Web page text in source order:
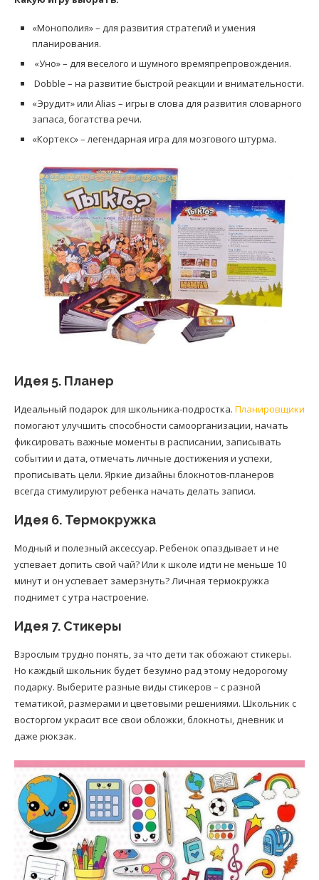
«Монополия» – для развития стратегий и умения
планирования.
«Уно» – для веселого и шумного времяпрепровождения.
Dobble – на развитие быстрой реакции и внимательности.
«Эрудит» или Alias – игры в слова для развития словарного
запаса, богатства речи.
«Кортекс» – легендарная игра для мозгового штурма.
Идея 5. Планер
Идеальный подарок для школьника-подростка. Планировщики
помогают улучшить способности самоорганизации, начать
фиксировать важные моменты в расписании, записывать
событии и дата, отмечать личные достижения и успехи,
прописывать цели. Яркие дизайны блокнотов-планеров
всегда стимулируют ребенка начать делать записи.
Идея 6. Термокружка
Модный и полезный аксессуар. Ребенок опаздывает и не
успевает допить свой чай? Или к школе идти не меньше 10
минут и он успевает замерзнуть? Личная термокружка
поднимет с утра настроение.
Идея 7. Стикеры
Взрослым трудно понять, за что дети так обожают стикеры.
Но каждый школьник будет безумно рад этому недорогому
подарку. Выберите разные виды стикеров – с разной
тематикой, размерами и цветовыми решениями. Школьник с
восторгом украсит все свои обложки, блокноты, дневник и
даже рюкзак.